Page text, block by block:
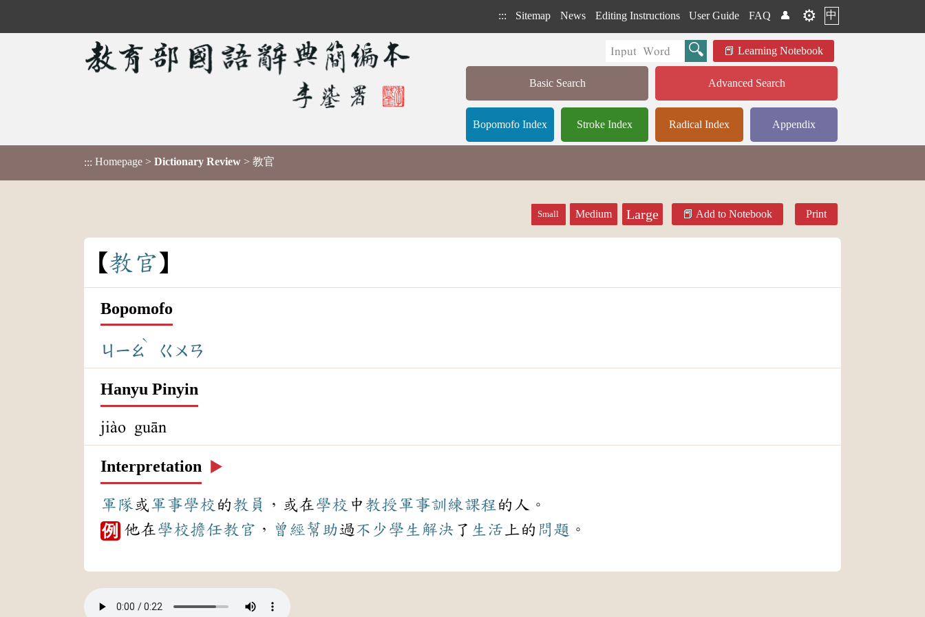
::: Sitemap News Editing Instructions User Guide FAQ 👤 ⚙️ 中
Learning Notebook
Basic Search Advanced Search
Bopomofo Index Stroke Index Radical Index Appendix
::: Homepage > Dictionary Review > 教官
Small Medium Large Add to Notebook Print
教 官
Bopomofo
ㄐㄧㄠ
ˋ
ㄍㄨㄢ
Hanyu Pinyin
jiào guān
Interpretation ▶️
軍隊或軍事學校 的教員 ，或在學校 中 教授軍事訓練課程 的人。
例 他在學校擔任教官 ， 曾經幫助過不少 學生 解決 了 生活 上的 問題 。